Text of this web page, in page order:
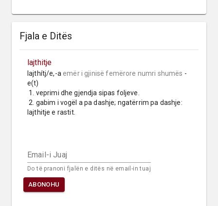
Fjala e Ditës
lajthitje
lajthítj/e,-a emër i gjinisë femërore numri shumës -
e(t)
2. gabim i vogël a pa dashje; ngatërrim pa dashje:
lajthitje e rastit.
Email-i Juaj
Do të pranoni fjalën e ditës në email-in tuaj
ABONOHU